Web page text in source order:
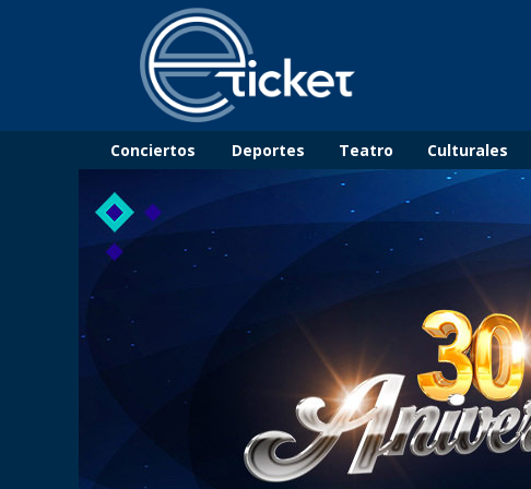
Conciertos Deportes Teatro Culturales